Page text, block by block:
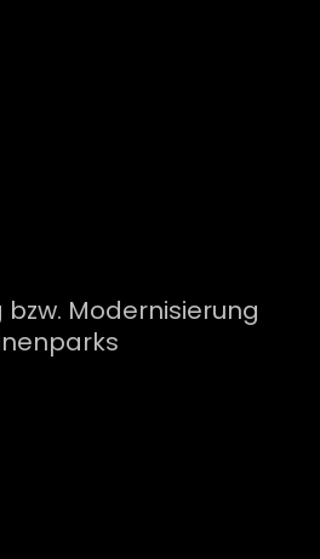
bzw. Modernisierung